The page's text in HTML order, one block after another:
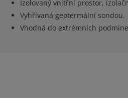
Izolovaný vnitřní prostor,
Vyhřívaná geotermální sondou.
Vhodná do extrémních